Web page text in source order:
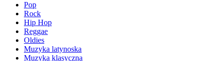
Pop
Rock
Hip Hop
Reggae
Oldies
Muzyka latynoska
Muzyka klasyczna